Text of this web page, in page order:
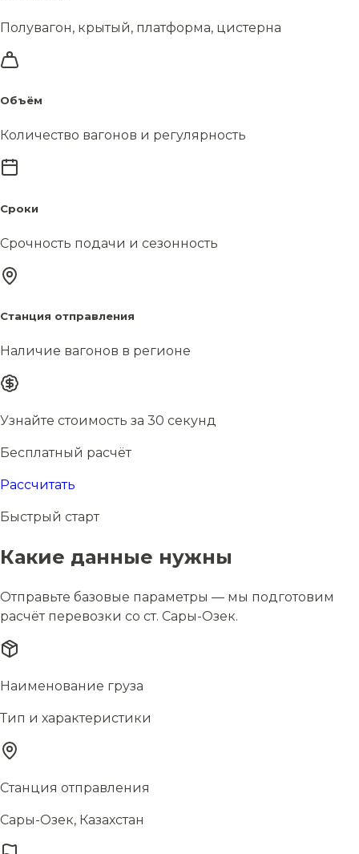
Полувагон, крытый, платформа, цистерна
Объём
Количество вагонов и регулярность
Сроки
Срочность подачи и сезонность
Станция отправления
Наличие вагонов в регионе
Узнайте стоимость за 30 секунд
Бесплатный расчёт
Рассчитать
Быстрый старт
Какие данные нужны
Отправьте базовые параметры — мы подготовим
расчёт перевозки со ст. Сары-Озек.
Наименование груза
Тип и характеристики
Станция отправления
Сары-Озек, Казахстан